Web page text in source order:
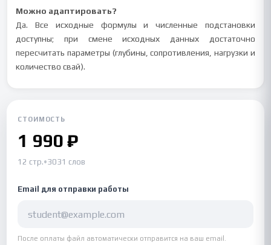
Можно адаптировать?
Да. Все исходные формулы и численные подстановки
доступны; при смене исходных данных достаточно
пересчитать параметры (глубины, сопротивления, нагрузки и
количество свай).
СТОИМОСТЬ
1 990 ₽
12 стр.•3031 слов
Email для отправки работы
После оплаты файл автоматически отправится на ваш email.